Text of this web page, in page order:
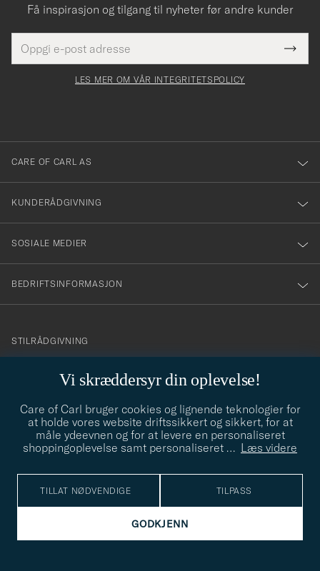
Vi skræddersyr din oplevelse!
Care of Carl bruger cookies og lignende teknologier for
at holde vores website driftssikkert og sikkert, for at
måle ydeevnen og for at levere en personaliseret
shoppingoplevelse samt personaliseret … Læs videre
TILLAT NØDVENDIGE TILPASS
GODKJENN
Få inspirasjon og tilgang til nyheter før andre kunder
postadresse
felt
Tack
för
dig
till
vårt
nyhetsbrev!
LES MER OM VÅR INTEGRITETSPOLICY
CARE OF CARL AS
KUNDERÅDGIVNING
SOSIALE MEDIER
BEDRIFTSINFORMASJON
info@careofcarl.no
STILRÅDGIVNING
STILRÅDGIVNING
© Care of Carl 2026